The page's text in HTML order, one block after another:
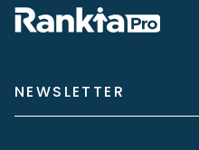
NEWSLETTER